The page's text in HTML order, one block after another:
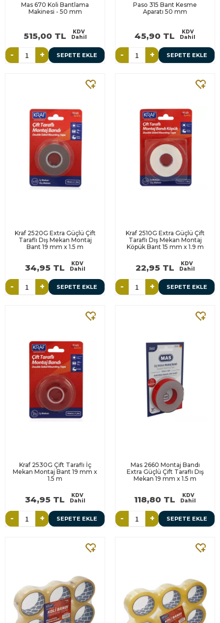
Mas 670 Koli Bantlama
Makinesi - 50 mm
515,00 TL
KDV
Dahil
- + SEPETE EKLE
Paso 315 Bant Kesme
Aparatı 50 mm
45,90 TL
KDV
Dahil
- + SEPETE EKLE
Kraf 2520G Extra Güçlü Çift
Taraflı Dış Mekan Montaj
Bant 19 mm x 1.5 m
34,95 TL
KDV
Dahil
- + SEPETE EKLE
Kraf 2510G Extra Güçlü Çift
Taraflı Dış Mekan Montaj
Köpük Bant 15 mm x 1.9 m
22,95 TL
KDV
Dahil
- + SEPETE EKLE
Kraf 2530G Çift Taraflı İç
Mekan Montaj Bant 19 mm x
1.5 m
34,95 TL
KDV
Dahil
- + SEPETE EKLE
Mas 2660 Montaj Bandı
Extra Güçlü Çift Taraflı Dış
Mekan 19 mm x 1.5 m
118,80 TL
KDV
Dahil
- + SEPETE EKLE